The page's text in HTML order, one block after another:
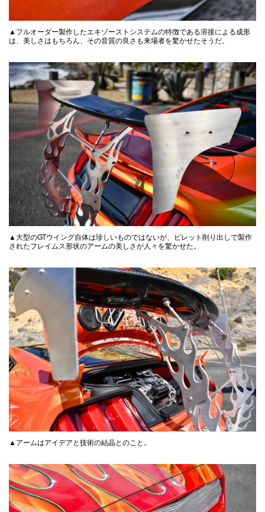
▲フルオーダー製作したエキゾーストシステムの特徴である溶接による成形
は、美しさはもちろん、その音質の良さも来場者を驚かせたそうだ。
▲大型のGTウイング自体は珍しいものではないが、ビレット削り出しで製作
されたフレイムス形状のアームの美しさが人々を驚かせた。
▲アームはアイデアと技術の結晶とのこと。